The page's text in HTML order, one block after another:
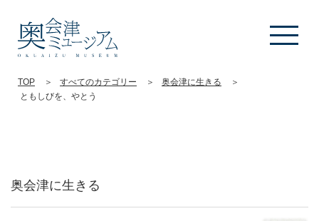
TOP すべてのカテゴリー
奥会津に生きる
ともしびを、やとう
奥会津に生きる